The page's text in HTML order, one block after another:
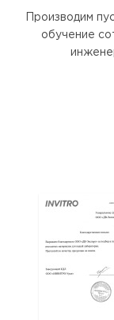
Производим
обучение